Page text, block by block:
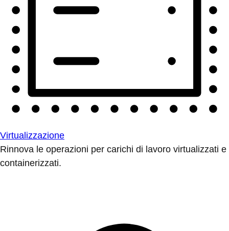
Virtualizzazione
Rinnova le operazioni per carichi di lavoro virtualizzati e
containerizzati.